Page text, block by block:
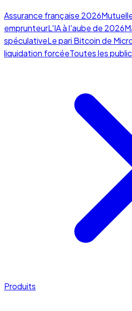
Assurance française 2026
emprunteurL'IA à l'aube de 2026
spéculativeLe pari Bitcoin de
liquidation forcéeToutes les
Produits